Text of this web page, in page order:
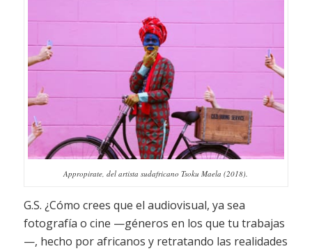
Appropirate, del artista sudafricano Tsoku Maela (2018).
G.S. ¿Cómo crees que el audiovisual, ya sea
fotografía o cine —géneros en los que tu trabajas
—, hecho por africanos y retratando las realidades